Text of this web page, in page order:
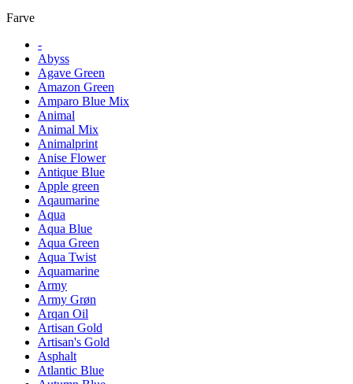
Farve
-
Abyss
Agave Green
Amazon Green
Amparo Blue Mix
Animal
Animal Mix
Animalprint
Anise Flower
Antique Blue
Apple green
Aqaumarine
Aqua
Aqua Blue
Aqua Green
Aqua Twist
Aquamarine
Army
Army Grøn
Arqan Oil
Artisan Gold
Artisan's Gold
Asphalt
Atlantic Blue